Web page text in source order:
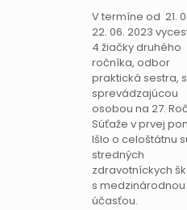
V termíne od 21.
22. 06. 2023
4 žiačky druhého
ročníka, odbor
praktická sestra,
sprevádzajúcou
osobou na 27.
Súťaže v prvej
Išlo o celoštátnu
stredných
zdravotníckych
s medzinárodnou
účasťou.